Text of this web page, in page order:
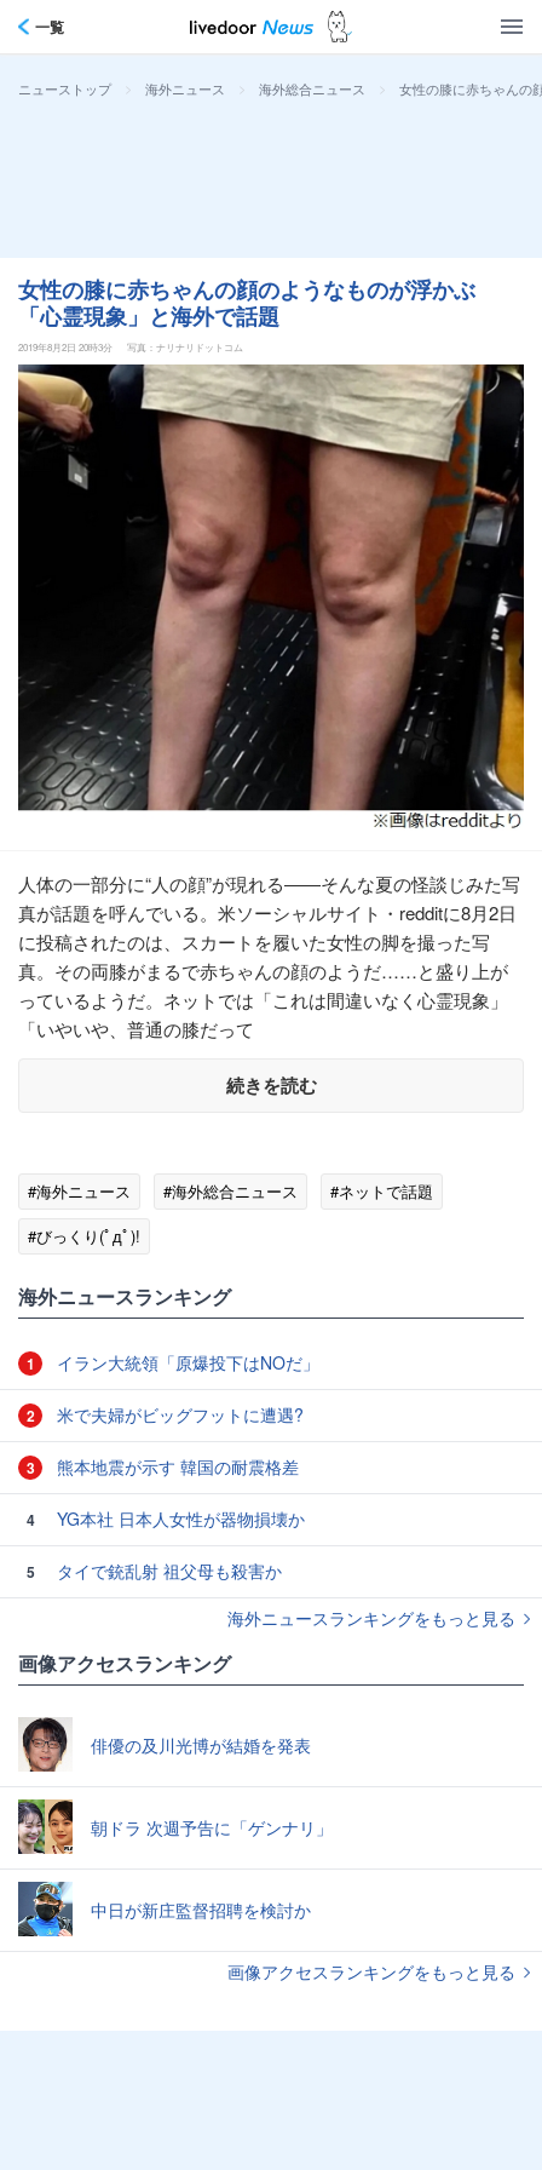
一覧
ニューストップ > 海外ニュース > 海外総合ニュース > 女性の膝に赤ちゃんの
女性の膝に赤ちゃんの顔のようなものが浮かぶ
「心霊現象」と海外で話題
2019年8月2日 20時3分 写真：ナリナリドットコム
人体の一部分に“人の顔”が現れる――そんな夏の怪談じみた写
真が話題を呼んでいる。米ソーシャルサイト・redditに8月2日
に投稿されたのは、スカートを履いた女性の脚を撮った写
真。その両膝がまるで赤ちゃんの顔のようだ……と盛り上が
っているようだ。ネットでは「これは間違いなく心霊現象」
「いやいや、普通の膝だって
続きを読む
#海外ニュース #海外総合ニュース
#ネットで話題
#びっくり(ﾟдﾟ)!
海外ニュースランキング
1 イラン大統領「原爆投下はNOだ」
2 米で夫婦がビッグフットに遭遇?
3 熊本地震が示す 韓国の耐震格差
4 YG本社 日本人女性が器物損壊か
5
タイで銃乱射 祖父母も殺害か
海外ニュースランキングをもっと見る
画像アクセスランキング
俳優の及川光博が結婚を発表
朝ドラ 次週予告に「ゲンナリ」
中日が新庄監督招聘を検討か
画像アクセスランキングをもっと見る